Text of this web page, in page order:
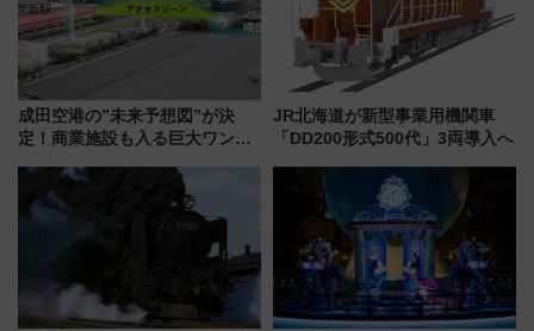
成田空港の”未来予想図”が決
定！商業施設も入る巨大ワンタ
で新型特急が品川･羽田とを結
ぶ！ JR空港駅は2面3線化！
JR北海道が新型事業用機関車
「DD200形式500代」3両導入へ